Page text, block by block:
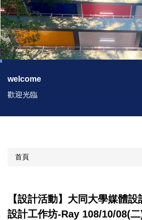
welcome
歡迎光臨
首頁
【設計活動】大同大學媒體
設計工作坊-Ray 108/10/08(二